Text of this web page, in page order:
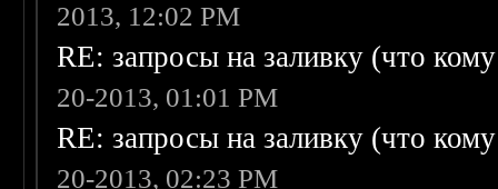
2013, 12:02 PM
RE: запросы на заливку (что
20-2013, 01:01 PM
RE: запросы на заливку (что
20-2013, 02:23 PM